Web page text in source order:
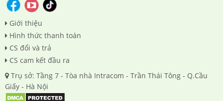
Giới thiệu
Hình thức thanh toán
CS đổi và trả
CS cam kết đầu ra
Trụ sở: Tầng 7 - Tòa nhà Intracom - Trần Thái Tông - Q.Cầu
Giấy - Hà Nội